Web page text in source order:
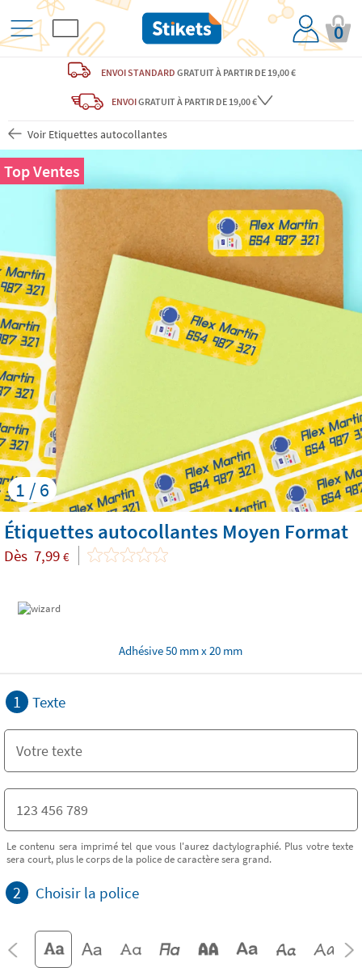
0
ENVOI STANDARD GRATUITÀ PARTIR DE 19,00 €
ENVOIGRATUITÀ PARTIR DE 19,00 €
Voir Etiquettes autocollantes
1 / 6
Top Ventes
Étiquettes autocollantes Moyen Format
Dès 7,99 €
Adhésive 50 mm x 20 mm
1 Texte
Le contenu sera imprimé tel que vous l'aurez dactylographié. Plus votre texte
sera court, plus le corps de la police de caractère sera grand.
2 Choisir la police